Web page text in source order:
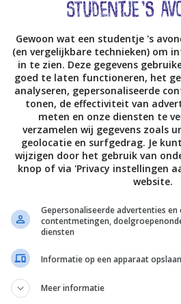
feta & limoen
Gewoon wat een studentje 's
(en vergelijkbare technieken) om
in te zien. Deze gegevens
goed te laten functioneren, het
analyseren, gepersonaliseerde
tonen, de effectiviteit van
meten en onze diensten te
verzamelen wij gegevens zoals
geolocatie en surfgedrag. Je
wijzigen door het gebruik van
knop of via 'Privacy instellingen
website.
Gepersonaliseerde advertenties
contentmetingen,
diensten
Informatie op een apparaat
Meer informatie